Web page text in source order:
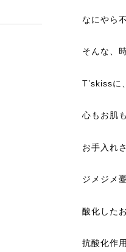
なにやら
そんな、
T’skissに
心もお肌
お手入れ
ジメジメ
酸化した
抗酸化作